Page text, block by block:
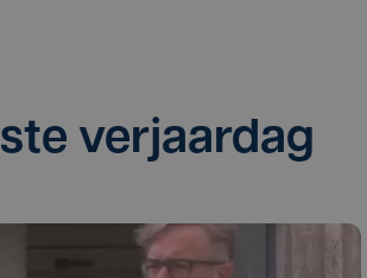
ste verjaardag